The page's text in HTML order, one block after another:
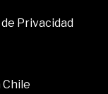
Privacidad